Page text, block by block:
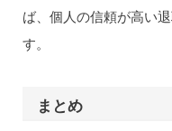
ば、個人の信頼が高い
す。
まとめ